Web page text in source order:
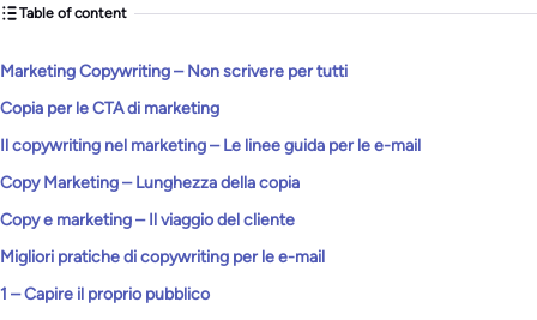
Table of content
Marketing Copywriting – Non scrivere per tutti
Copia per le CTA di marketing
Il copywriting nel marketing – Le linee guida per le e-mail
Copy Marketing – Lunghezza della copia
Copy e marketing – Il viaggio del cliente
Migliori pratiche di copywriting per le e-mail
1 – Capire il proprio pubblico